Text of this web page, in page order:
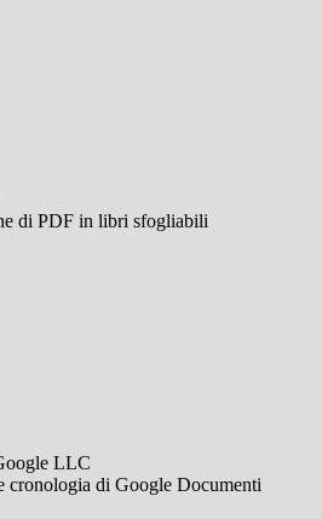
di PDF in libri sfogliabili
LLC
cronologia di Google Documenti